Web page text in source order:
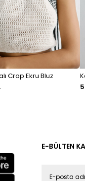
Crop Ekru Bluz
E-BÜLTEN